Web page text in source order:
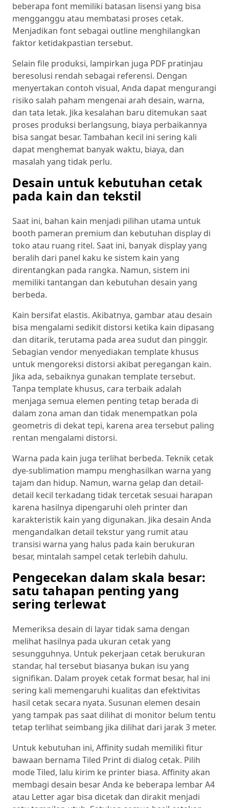
beberapa font memiliki batasan lisensi yang bisa
mengganggu atau membatasi proses cetak.
Menjadikan font sebagai outline menghilangkan
faktor ketidakpastian tersebut.
Selain file produksi, lampirkan juga PDF pratinjau
beresolusi rendah sebagai referensi. Dengan
menyertakan contoh visual, Anda dapat mengurangi
risiko salah paham mengenai arah desain, warna,
dan tata letak. Jika kesalahan baru ditemukan saat
proses produksi berlangsung, biaya perbaikannya
bisa sangat besar. Tambahan kecil ini sering kali
dapat menghemat banyak waktu, biaya, dan
masalah yang tidak perlu.
Desain untuk kebutuhan cetak
pada kain dan tekstil
Saat ini, bahan kain menjadi pilihan utama untuk
booth pameran premium dan kebutuhan display di
toko atau ruang ritel. Saat ini, banyak display yang
beralih dari panel kaku ke sistem kain yang
direntangkan pada rangka. Namun, sistem ini
memiliki tantangan dan kebutuhan desain yang
berbeda.
Kain bersifat elastis. Akibatnya, gambar atau desain
bisa mengalami sedikit distorsi ketika kain dipasang
dan ditarik, terutama pada area sudut dan pinggir.
Sebagian vendor menyediakan template khusus
untuk mengoreksi distorsi akibat peregangan kain.
Jika ada, sebaiknya gunakan template tersebut.
Tanpa template khusus, cara terbaik adalah
menjaga semua elemen penting tetap berada di
dalam zona aman dan tidak menempatkan pola
geometris di dekat tepi, karena area tersebut paling
rentan mengalami distorsi.
Warna pada kain juga terlihat berbeda. Teknik cetak
dye-sublimation mampu menghasilkan warna yang
tajam dan hidup. Namun, warna gelap dan detail-
detail kecil terkadang tidak tercetak sesuai harapan
karena hasilnya dipengaruhi oleh printer dan
karakteristik kain yang digunakan. Jika desain Anda
mengandalkan detail tekstur yang rumit atau
transisi warna yang halus pada kain berukuran
besar, mintalah sampel cetak terlebih dahulu.
Pengecekan dalam skala besar:
satu tahapan penting yang
sering terlewat
Memeriksa desain di layar tidak sama dengan
melihat hasilnya pada ukuran cetak yang
sesungguhnya. Untuk pekerjaan cetak berukuran
standar, hal tersebut biasanya bukan isu yang
signifikan. Dalam proyek cetak format besar, hal ini
sering kali memengaruhi kualitas dan efektivitas
hasil cetak secara nyata. Susunan elemen desain
yang tampak pas saat dilihat di monitor belum tentu
tetap terlihat seimbang jika dilihat dari jarak 3 meter.
Untuk kebutuhan ini, Affinity sudah memiliki fitur
bawaan bernama Tiled Print di dialog cetak. Pilih
mode Tiled, lalu kirim ke printer biasa. Affinity akan
membagi desain besar Anda ke beberapa lembar A4
atau Letter agar bisa dicetak dan dirakit menjadi